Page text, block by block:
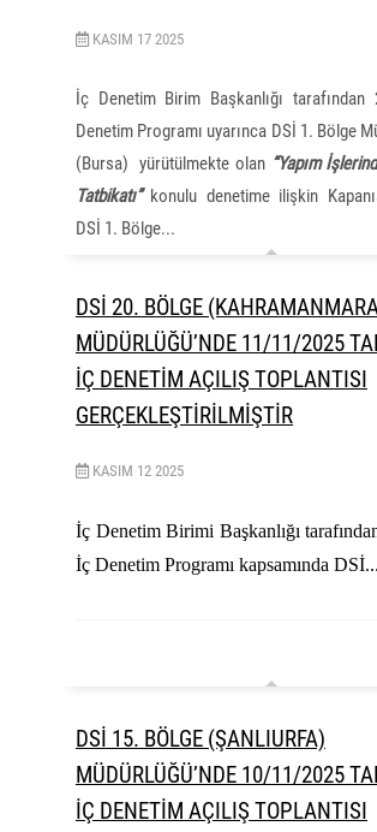
KASIM 17 2025
İç Denetim Birim Başkanlığı tarafından
Denetim Programı uyarınca DSİ 1. Bölge
(Bursa) yürütülmekte olan “Yapım
Tatbikatı”konulu denetime ilişkin
DSİ 1. Bölge...
DSİ 20. BÖLGE
MÜDÜRLÜĞÜ’NDE 11/11/2025
İÇ DENETİM AÇILIŞ TOPLANTISI
GERÇEKLEŞTİRİLMİŞTİR
KASIM 12 2025
İç Denetim Birimi Başkanlığı
İç Denetim Programı kapsamında DSİ...
DSİ 15. BÖLGE (ŞANLIURFA)
MÜDÜRLÜĞÜ’NDE 10/11/2025
İÇ DENETİM AÇILIŞ TOPLANTISI